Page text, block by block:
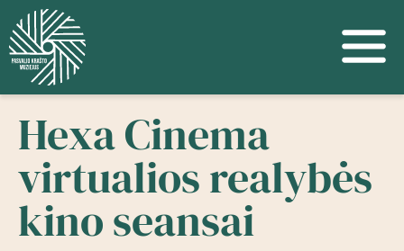
Hexa Cinema
virtualios realybės
kino seansai